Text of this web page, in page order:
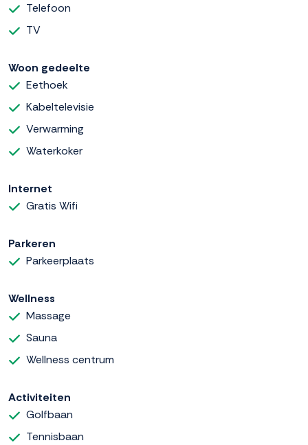
Telefoon
TV
Woon gedeelte
Eethoek
Kabeltelevisie
Verwarming
Waterkoker
Internet
Gratis Wifi
Parkeren
Parkeerplaats
Wellness
Massage
Sauna
Wellness centrum
Activiteiten
Golfbaan
Tennisbaan